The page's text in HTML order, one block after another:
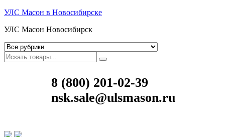
УЛС Масон в Новосибирске
УЛС Масон Новосибирск
8 (800) 201-02-39
nsk.sale@ulsmason.ru